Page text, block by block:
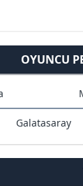
OYUNCU
Galatasaray